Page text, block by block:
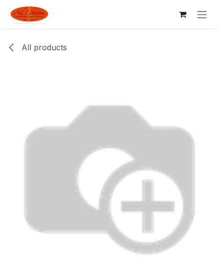
Skip to Content
All products